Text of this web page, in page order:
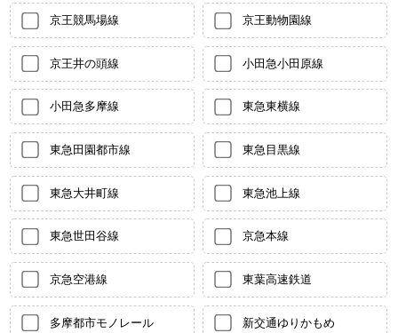
京王競馬場線 京王動物園線
京王井の頭線 小田急小田原線
小田急多摩線 東急東横線
東急田園都市線 東急目黒線
東急大井町線 東急池上線
東急世田谷線 京急本線
京急空港線 東葉高速鉄道
多摩都市モノレール 新交通ゆりかもめ